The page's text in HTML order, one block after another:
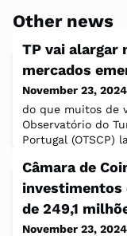
Other news
TP vai alargar
mercados
November 23, 2024
do que muitos de
Observatório do
Portugal (OTSCP)
Câmara de
investimentos
de 249,1
November 23, 2024